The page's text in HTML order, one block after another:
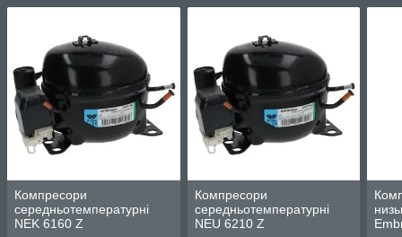
Компресори
середньотемпературні
NEK 6160 Z
Компресори
середньотемпературні
NEU 6210 Z